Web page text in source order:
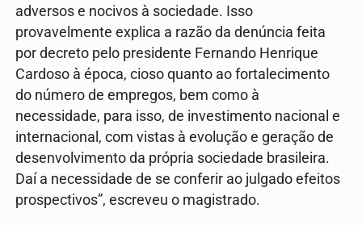
adversos e nocivos à sociedade. Isso
provavelmente explica a razão da denúncia feita
por decreto pelo presidente Fernando Henrique
Cardoso à época, cioso quanto ao fortalecimento
do número de empregos, bem como à
necessidade, para isso, de investimento nacional e
internacional, com vistas à evolução e geração de
desenvolvimento da própria sociedade brasileira.
Daí a necessidade de se conferir ao julgado efeitos
prospectivos”, escreveu o magistrado.